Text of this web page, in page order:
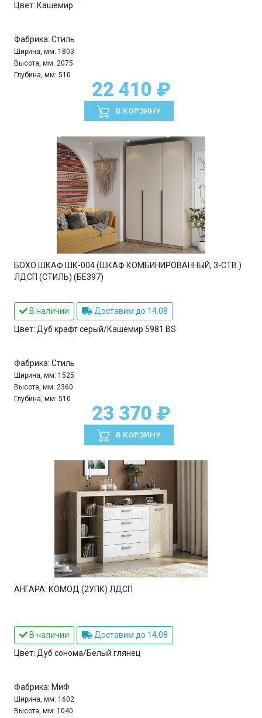
Цвет: Кашемир
Фабрика: Стиль
Ширина, мм: 1803
Высота, мм: 2075
Глубина, мм: 510
22 410 ₽
В КОРЗИНУ
БОХО ШКАФ ШК-004 (ШКАФ КОМБИНИРОВАННЫЙ, 3-СТВ.)
ЛДСП (СТИЛЬ) (БЕ397)
В наличии
Доставим до 14.08
Цвет: Дуб крафт серый/Кашемир 5981 BS
Фабрика: Стиль
Ширина, мм: 1525
Высота, мм: 2360
Глубина, мм: 510
23 370 ₽
В КОРЗИНУ
АНГАРА: КОМОД (2УПК) ЛДСП
В наличии
Доставим до 14.08
Цвет: Дуб сонома/Белый глянец
Фабрика: МиФ
Ширина, мм: 1602
Высота, мм: 1040